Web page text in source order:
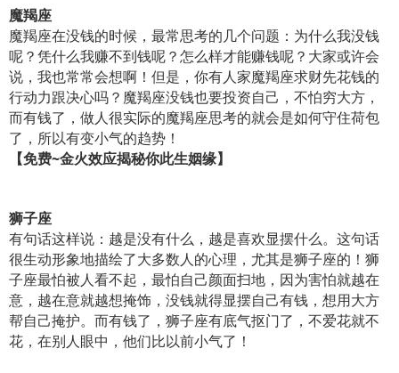
魔羯座
魔羯座在没钱的时候，最常思考的几个问题：为什么我没钱
呢？凭什么我赚不到钱呢？怎么样才能赚钱呢？大家或许会
说，我也常常会想啊！但是，你有人家魔羯座求财先花钱的
行动力跟决心吗？魔羯座没钱也要投资自己，不怕穷大方，
而有钱了，做人很实际的魔羯座思考的就会是如何守住荷包
了，所以有变小气的趋势！
【免费~金火效应揭秘你此生姻缘】
狮子座
有句话这样说：越是没有什么，越是喜欢显摆什么。这句话
很生动形象地描绘了大多数人的心理，尤其是狮子座的！狮
子座最怕被人看不起，最怕自己颜面扫地，因为害怕就越在
意，越在意就越想掩饰，没钱就得显摆自己有钱，想用大方
帮自己掩护。而有钱了，狮子座有底气抠门了，不爱花就不
花，在别人眼中，他们比以前小气了！